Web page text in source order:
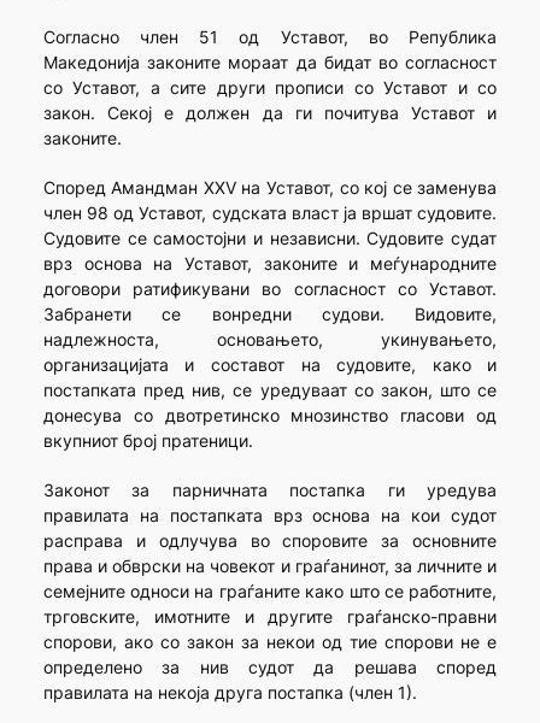
Согласно член 51 од Уставот, во Република
Македонија законите мораат да бидат во согласност
со Уставот, а сите други прописи со Уставот и со
закон. Секој е должен да ги почитува Уставот и
законите.
Според Амандман XXV на Уставот, со кој се заменува
член 98 од Уставот, судската власт ја вршат судовите.
Судовите се самостојни и независни. Судовите судат
врз основа на Уставот, законите и меѓународните
договори ратификувани во согласност со Уставот.
Забранети се вонредни судови. Видовите,
надлежноста, основањето, укинувањето,
организацијата и составот на судовите, како и
постапката пред нив, се уредуваат со закон, што се
донесува со двотретинско мнозинство гласови од
вкупниот број пратеници.
Законот за парничната постапка ги уредува
правилата на постапката врз основа на кои судот
расправа и одлучува во споровите за основните
права и обврски на човекот и граѓанинот, за личните и
семејните односи на граѓаните како што се работните,
трговските, имотните и другите граѓанско-правни
спорови, ако со закон за некои од тие спорови не е
определено за нив судот да решава според
правилата на некоја друга постапка (член 1).